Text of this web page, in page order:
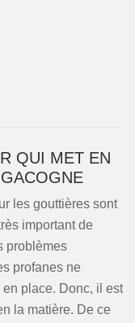
QUI MET EN
les gouttières sont
important de
problèmes
profanes ne
place. Donc, il est
la matière. De ce